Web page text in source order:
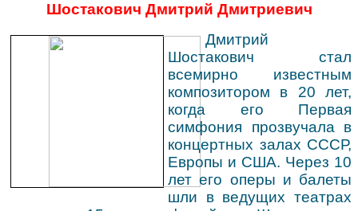
Шостакович Дмитрий Дмитриевич
Дмитрий
Шостакович стал
всемирно известным
композитором в 20 лет,
когда его Первая
симфония прозвучала в
концертных залах СССР,
Европы и США. Через 10
лет его оперы и балеты
шли в ведущих театрах